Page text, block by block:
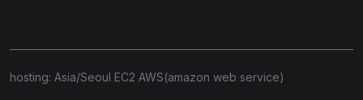
hosting: Asia/Seoul EC2 AWS(amazon web service)